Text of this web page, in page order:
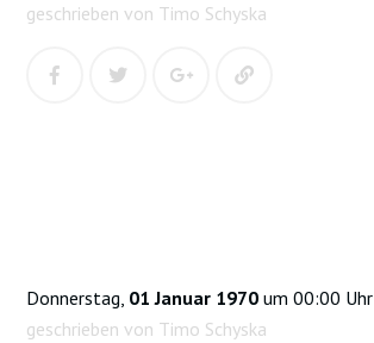
geschrieben von Timo Schyska
Donnerstag, 01 Januar 1970 um 00:00 Uhr
geschrieben von Timo Schyska